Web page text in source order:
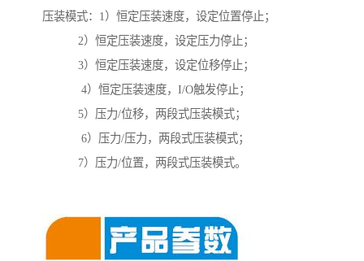
压装模式：1）恒定压装速度，设定位置停止；
2）恒定压装速度，设定压力停止；
3）恒定压装速度，设定位移停止；
4）恒定压装速度，I/O触发停止；
5）压力/位移，两段式压装模式；
6）压力/压力，两段式压装模式；
7）压力/位置，两段式压装模式。